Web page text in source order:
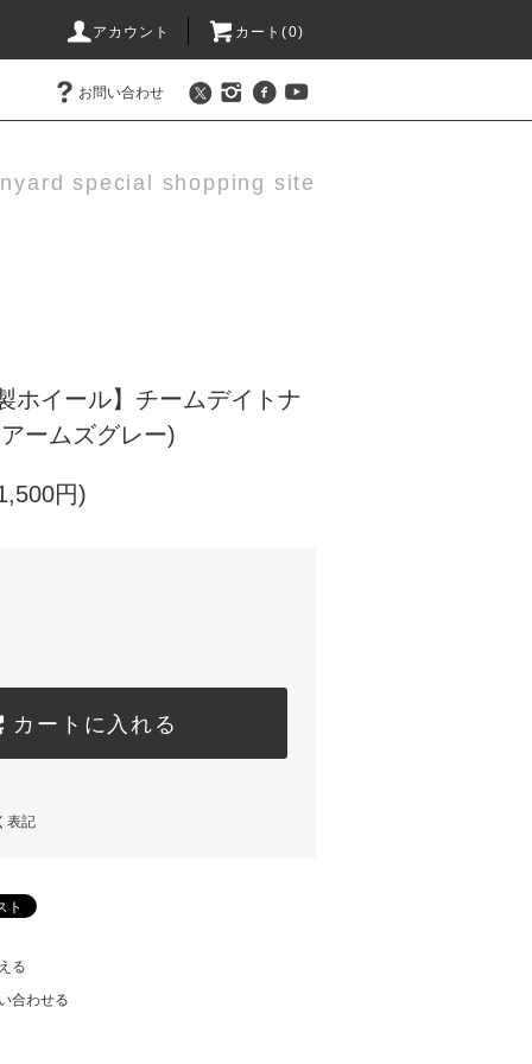
アカウント カート(0)
お問い合わせ
special shopping site
ホイール】チームデイトナ
ームズグレー)
円)
カートに入れる
表記
る
合わせる